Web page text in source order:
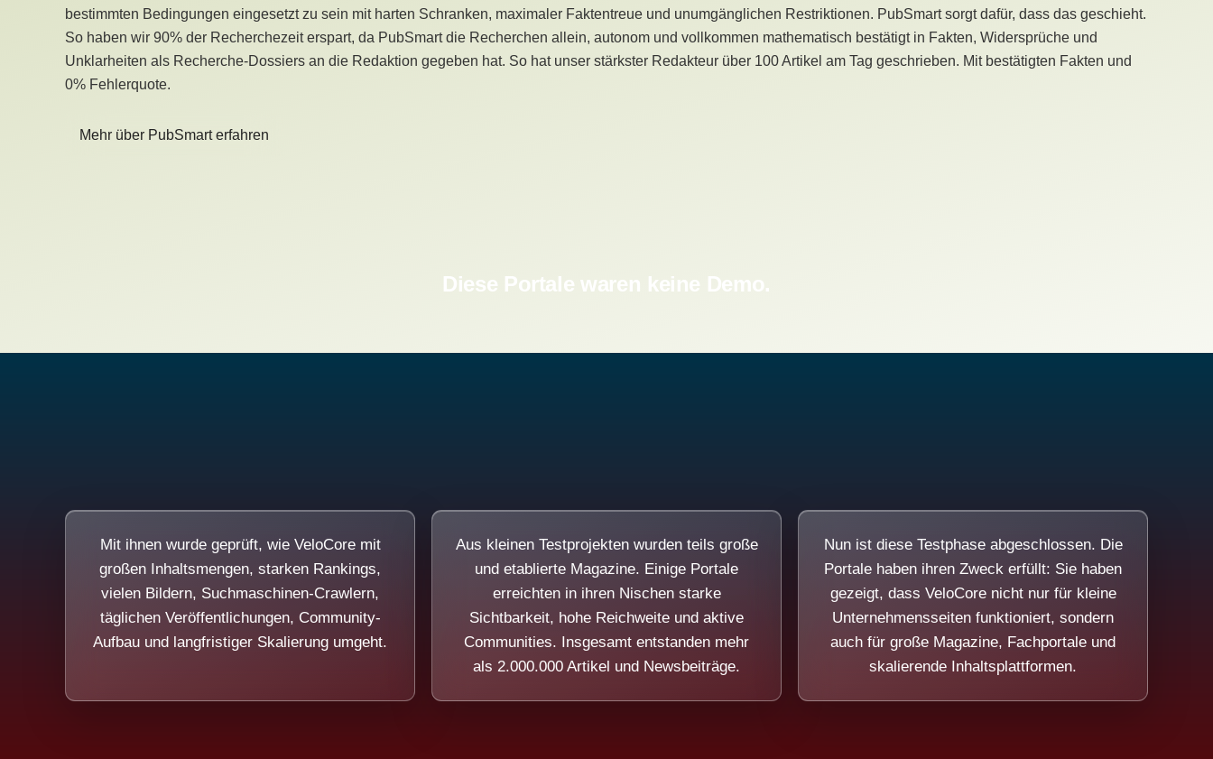
bestimmten Bedingungen eingesetzt zu sein mit harten Schranken, maximaler Faktentreue und unumgänglichen Restriktionen. PubSmart sorgt dafür, dass das geschieht.
So haben wir 90% der Recherchezeit erspart, da PubSmart die Recherchen allein, autonom und vollkommen mathematisch bestätigt in Fakten, Widersprüche und
Unklarheiten als Recherche-Dossiers an die Redaktion gegeben hat. So hat unser stärkster Redakteur über 100 Artikel am Tag geschrieben. Mit bestätigten Fakten und
0% Fehlerquote.
Mehr über PubSmart erfahren
Diese Portale waren keine Demo.
Mit ihnen wurde geprüft, wie VeloCore mit
großen Inhaltsmengen, starken Rankings,
vielen Bildern, Suchmaschinen-Crawlern,
täglichen Veröffentlichungen, Community-
Aufbau und langfristiger Skalierung umgeht.
Aus kleinen Testprojekten wurden teils große
und etablierte Magazine. Einige Portale
erreichten in ihren Nischen starke
Sichtbarkeit, hohe Reichweite und aktive
Communities. Insgesamt entstanden mehr
als 2.000.000 Artikel und Newsbeiträge.
Nun ist diese Testphase abgeschlossen. Die
Portale haben ihren Zweck erfüllt: Sie haben
gezeigt, dass VeloCore nicht nur für kleine
Unternehmensseiten funktioniert, sondern
auch für große Magazine, Fachportale und
skalierende Inhaltsplattformen.